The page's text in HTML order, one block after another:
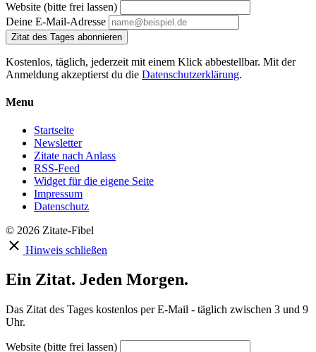
Website (bitte frei lassen)
Deine E-Mail-Adresse
Zitat des Tages abonnieren
Kostenlos, täglich, jederzeit mit einem Klick abbestellbar. Mit der
Anmeldung akzeptierst du die Datenschutzerklärung.
Menu
Startseite
Newsletter
Zitate nach Anlass
RSS-Feed
Widget für die eigene Seite
Impressum
Datenschutz
© 2026 Zitate-Fibel
Hinweis schließen
Ein Zitat. Jeden Morgen.
Das Zitat des Tages kostenlos per E-Mail - täglich zwischen 3 und 9
Uhr.
Website (bitte frei lassen)